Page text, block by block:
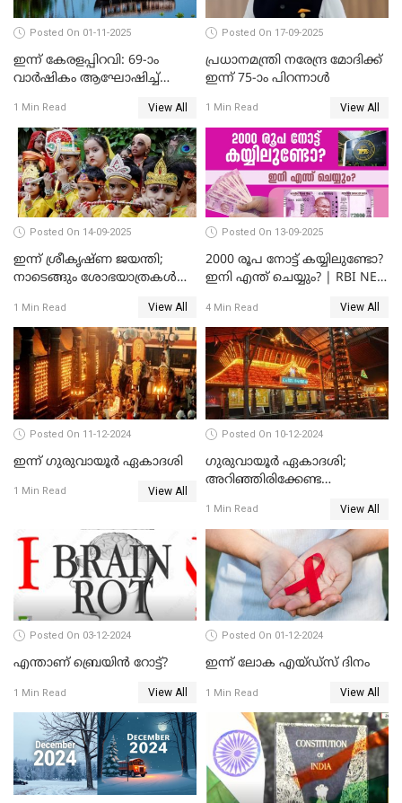
Posted On 01-11-2025
ഇന്ന് കേരളപ്പിറവി: 69-ാം
വാർഷികം ആഘോഷിച്ച്
1 Min Read View All
Posted On 17-09-2025
പ്രധാനമന്ത്രി നരേന്ദ്ര മോദിക്ക്
ഇന്ന് 75-ാം പിറന്നാള്‍
1 Min Read View All
Posted On 14-09-2025
ഇന്ന് ശ്രീകൃഷ്ണ ജയന്തി;
നാടെങ്ങും ശോഭയാത്രകൾ
1 Min Read View All
Posted On 13-09-2025
2000 രൂപ നോട്ട് കയ്യിലുണ്ടോ?
ഇനി എന്ത് ചെയ്യും? | RBI NEW
4 Min Read View All
Posted On 11-12-2024
ഇന്ന് ഗുരുവായൂർ ഏകാദശി
1 Min Read View All
Posted On 10-12-2024
ഗുരുവായൂർ ഏകാദശി;
അറിഞ്ഞിരിക്കേണ്ട
1 Min Read View All
Posted On 03-12-2024
എന്താണ് ബ്രെയിന്‍ റോട്ട്‌?
1 Min Read View All
Posted On 01-12-2024
ഇന്ന് ലോക എയ്ഡ്‌സ് ദിനം
1 Min Read View All